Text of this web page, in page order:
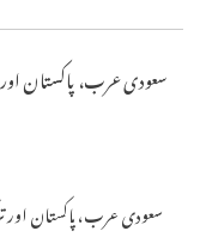
سعودی عرب، پاکستان اور
سعودی عرب، پاکستان اور